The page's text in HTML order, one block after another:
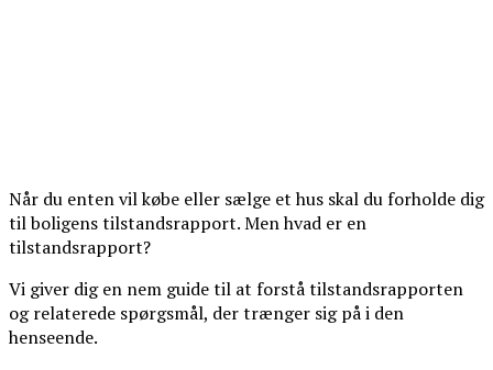
Når du enten vil købe eller sælge et hus skal du forholde dig
til boligens tilstandsrapport. Men hvad er en
tilstandsrapport?
Vi giver dig en nem guide til at forstå tilstandsrapporten
og relaterede spørgsmål, der trænger sig på i den
henseende.